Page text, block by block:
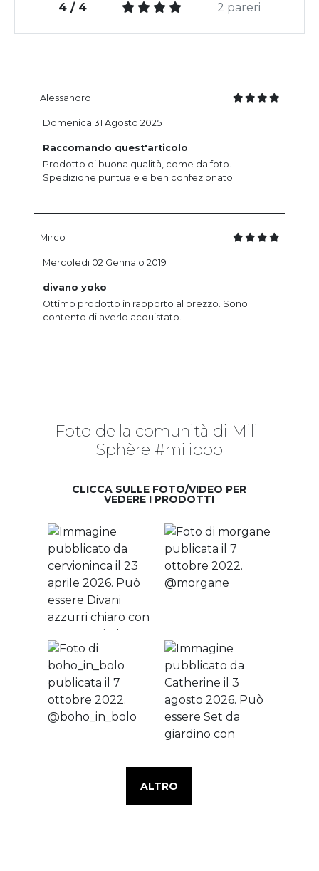
4 / 4 2 pareri
Alessandro
Raccomando quest'articolo
Prodotto di buona qualità, come da foto.
Spedizione puntuale e ben confezionato.
Domenica 31 Agosto 2025
Mirco
divano yoko
Ottimo prodotto in rapporto al prezzo. Sono
contento di averlo acquistato.
Mercoledi 02 Gennaio 2019
Foto della comunità di Mili-
Sphère #miliboo
CLICCA SULLE FOTO/VIDEO PER
VEDERE I PRODOTTI
ALTRO